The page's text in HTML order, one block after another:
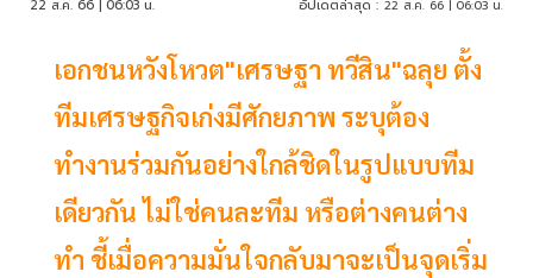
22 ส.ค. 66 | 06:03 น. อัปเดตล่าสุด : 22 ส.ค. 66 | 06:03 น.
เอกชนหวังโหวต"เศรษฐา ทวีสิน"ฉลุย ตั้ง
ทีมเศรษฐกิจเก่งมีศักยภาพ ระบุต้อง
ทำงานร่วมกันอย่างใกล้ชิดในรูปแบบทีม
เดียวกัน ไม่ใช่คนละทีม หรือต่างคนต่าง
ทำ ชี้เมื่อความมั่นใจกลับมาจะเป็นจุดเริ่ม